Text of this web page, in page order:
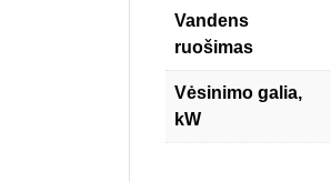
Vandens
ruošimas
Vėsinimo galia,
kW